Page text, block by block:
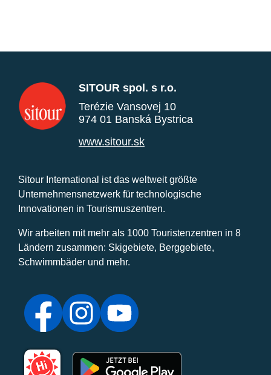
SITOUR spol. s r.o.
Terézie Vansovej 10
974 01 Banská Bystrica
www.sitour.sk
Sitour International ist das weltweit größte
Unternehmensnetzwerk für technologische
Innovationen in Tourismuszentren.
Wir arbeiten mit mehr als 1000 Touristenzentren in 8
Ländern zusammen: Skigebiete, Berggebiete,
Schwimmbäder und mehr.